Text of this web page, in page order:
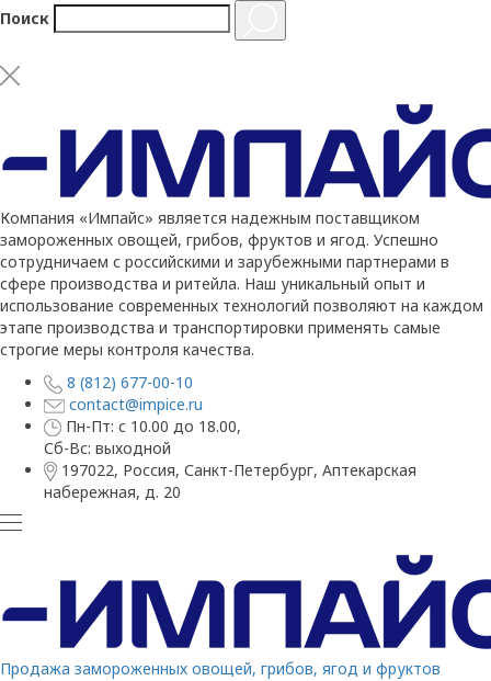
Поиск
Компания «Импайс» является надежным поставщиком
замороженных овощей, грибов, фруктов и ягод. Успешно
сотрудничаем с российскими и зарубежными партнерами в
сфере производства и ритейла. Наш уникальный опыт и
использование современных технологий позволяют на каждом
этапе производства и транспортировки применять самые
строгие меры контроля качества.
8 (812) 677-00-10
contact@impice.ru
Пн-Пт: с 10.00 до 18.00,
Сб-Вс: выходной
197022, Россия, Санкт-Петербург, Аптекарская
набережная, д. 20
Продажа замороженных овощей, грибов, ягод и фруктов